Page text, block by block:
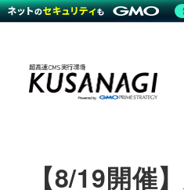
main
【8/19開催